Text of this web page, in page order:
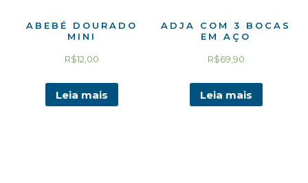
ABEBÉ DOURADO
MINI
R$12,00
Leia mais
ADJA COM 3 BOCAS
EM AÇO
R$69,90
Leia mais